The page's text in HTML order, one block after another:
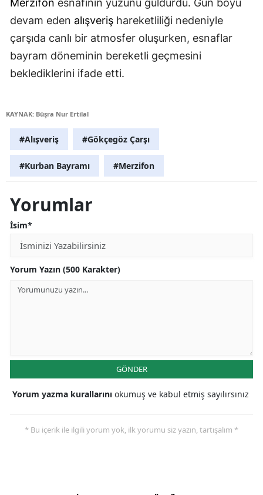
Merzifon esnafının yüzünü güldürdü. Gün boyu
devam eden alışveriş hareketliliği nedeniyle
çarşıda canlı bir atmosfer oluşurken, esnaflar
bayram döneminin bereketli geçmesini
beklediklerini ifade etti.
KAYNAK: Büşra Nur Ertilal
#Alışveriş #Gökçegöz Çarşı
#Kurban Bayramı #Merzifon
Yorumlar
İsim*
Yorum Yazın (500 Karakter)
GÖNDER
Yorum yazma kurallarını okumuş ve kabul etmiş sayılırsınız
* Bu içerik ile ilgili yorum yok, ilk yorumu siz yazın, tartışalım *